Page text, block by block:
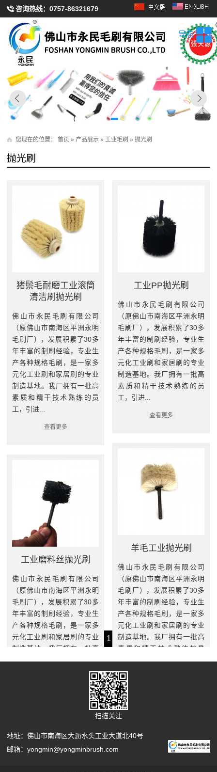
咨询热线： 0757-86321679
导航
您现在的位置： 首页 » 产品展示 » 工业毛刷 » 抛光刷
抛光刷
猪鬃毛耐磨工业滚筒
清洁刷抛光刷
佛山市永民毛刷有限公司
（原佛山市南海区平洲永明
毛刷厂），发展积累了30多
年丰富的制刷经验，专业生
产各种规格毛刷，是一家多
元化工业刷和家居刷的专业
制造基地。我厂拥有一批高
素质和精干技术熟练的员
工，引进...
查看更多
工业PP抛光刷
佛山市永民毛刷有限公司
（原佛山市南海区平洲永明
毛刷厂），发展积累了30多
年丰富的制刷经验，专业生
产各种规格毛刷，是一家多
元化工业刷和家居刷的专业
制造基地。我厂拥有一批高
素质和精干技术熟练的员
工，引进...
查看更多
羊毛工业抛光刷
佛山市永民毛刷有限公司
（原佛山市南海区平洲永明
毛刷厂），发展积累了30多
年丰富的制刷经验，专业生
产各种规格毛刷，是一家多
元化工业刷和家居刷的专业
制造基地。我厂拥有一批高
素质和精干技术熟练的员
工，引进...
工业磨料丝抛光刷
佛山市永民毛刷有限公司
（原佛山市南海区平洲永明
毛刷厂），发展积累了30多
年丰富的制刷经验，专业生
产各种规格毛刷，是一家多
元化工业刷和家居刷的专业
制造基地。我厂拥有一批高
素质和精干技术熟练的员
‹‹ 1 ››
扫描关注
地址：佛山市南海区大沥水头工业大道北40号
邮箱：yongmin@yongminbrush.com